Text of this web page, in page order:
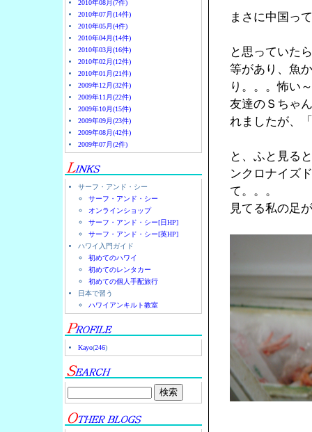
2010年08月(7件)
2010年07月(14件)
2010年05月(4件)
2010年04月(14件)
2010年03月(16件)
2010年02月(12件)
2010年01月(21件)
2009年12月(32件)
2009年11月(22件)
2009年10月(15件)
2009年09月(23件)
2009年08月(42件)
2009年07月(2件)
サーフ・アンド・シー
サーフ・アンド・シー
オンラインショップ
サーフ・アンド・シー[日HP]
サーフ・アンド・シー[英HP]
ハワイ入門ガイド
初めてのハワイ
初めてのレンタカー
初めての個人手配旅行
日本で習う
ハワイアンキルト教室
Kayo(246)
まさに中国っ
と思っていた
等があり、魚
り。。。怖い～
友達のＳちゃ
れましたが、
と、ふと見る
ンクロナイズ
て。。。
見てる私の足